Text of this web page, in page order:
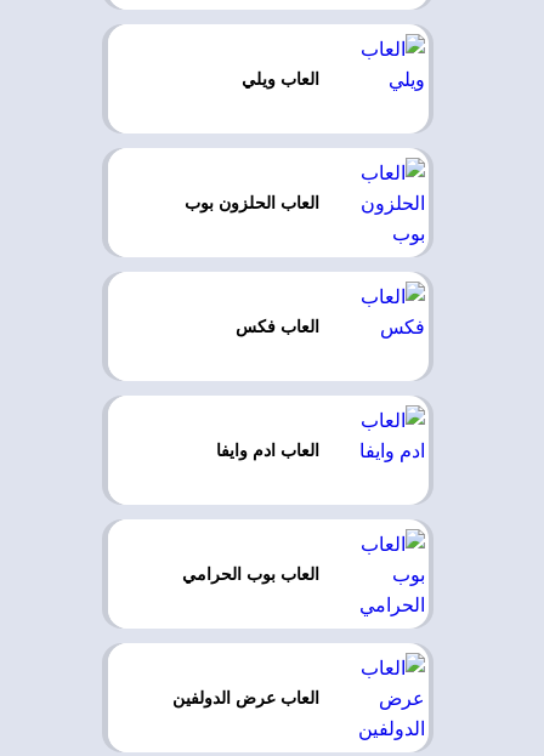
العاب ويلي
العاب الحلزون بوب
العاب فكس
العاب ادم وايفا
العاب بوب الحرامي
العاب عرض الدولفين